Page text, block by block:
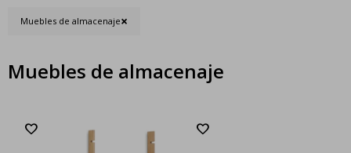
Muebles de almacenaje
Muebles de almacenaje